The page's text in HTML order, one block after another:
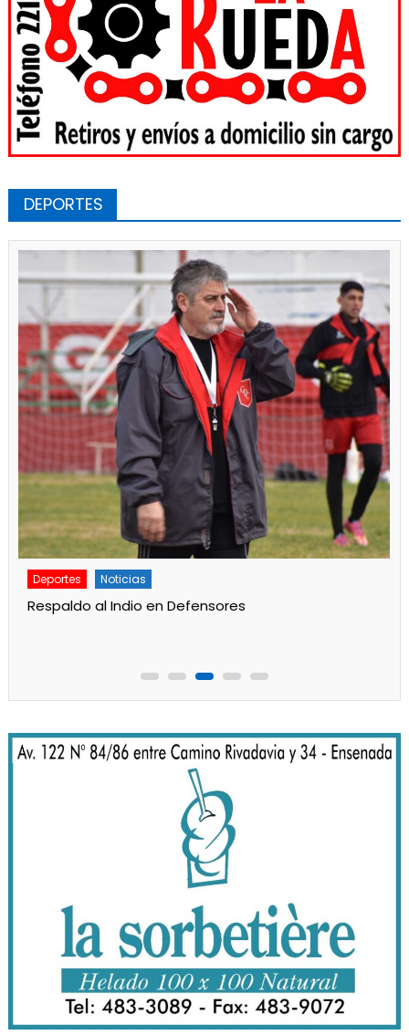
DEPORTES
Deportes Noticias
Respaldo al Indio en Defensores